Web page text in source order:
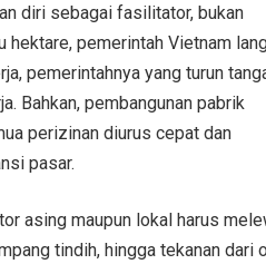
diri sebagai fasilitator, bukan
hektare, pemerintah Vietnam
pemerintahnya yang turun
Bahkan, pembangunan pabrik
perizinan diurus cepat dan
pasar.
asing maupun lokal harus
tindih, hingga tekanan dari